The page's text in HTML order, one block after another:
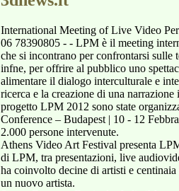
International Meeting of Live Video
06 78390805 - - LPM è il meeting
che si incontrano per confrontarsi sulle
infne, per offrire al pubblico uno
alimentare il dialogo interculturale e
ricerca e la creazione di una
progetto LPM 2012 sono state
Conference – Budapest | 10 - 12
2.000 persone intervenute.
Athens Video Art Festival presenta
di LPM, tra presentazioni, live
ha coinvolto decine di artisti e
un nuovo artista.